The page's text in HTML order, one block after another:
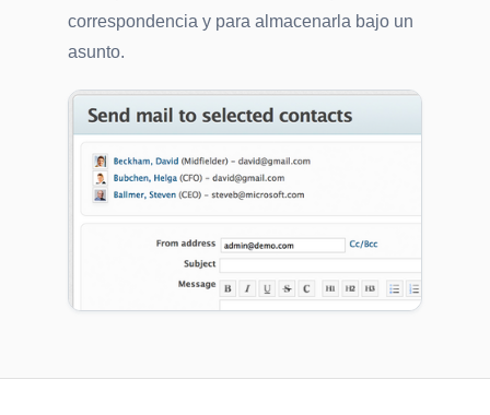
correspondencia y para almacenarla bajo un
asunto.